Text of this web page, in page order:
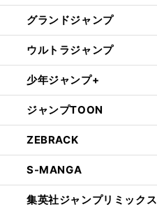
グランドジャンプ
ウルトラジャンプ
少年ジャンプ+
ジャンプTOON
ZEBRACK
S-MANGA
集英社ジャンプリミックス